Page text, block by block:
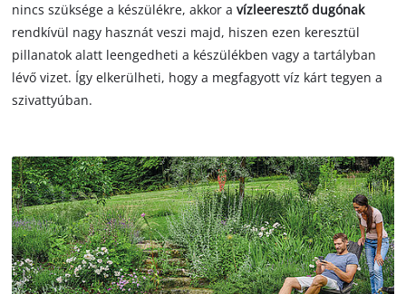
nincs szüksége a készülékre, akkor avízleeresztő dugónak
rendkívül nagy hasznát veszi majd, hiszen ezen keresztül
pillanatok alatt leengedheti a készülékben vagy a tartályban
lévő vizet. Így elkerülheti, hogy a megfagyott víz kárt tegyen a
szivattyúban.